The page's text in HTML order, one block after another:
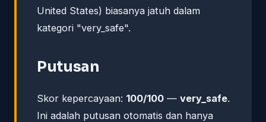
United States) biasanya jatuh dalam
kategori "very_safe".
Putusan
Skor kepercayaan: 100/100 — very_safe.
Ini adalah putusan otomatis dan hanya